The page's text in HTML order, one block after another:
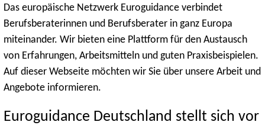
Das europäische Netzwerk Euroguidance verbindet
Berufsberaterinnen und Berufsberater in ganz Europa
miteinander. Wir bieten eine Plattform für den Austausch
von Erfahrungen, Arbeitsmitteln und guten Praxisbeispielen.
Auf dieser Webseite möchten wir Sie über unsere Arbeit und
Angebote informieren.
Euroguidance Deutschland stellt sich vor